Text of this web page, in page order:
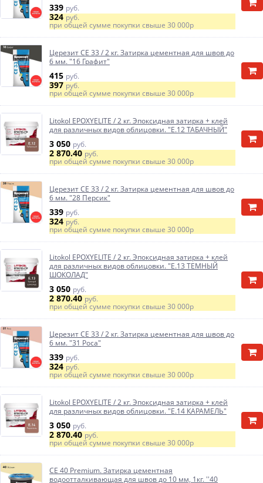
339 руб.
324руб.
при общей сумме покупки свыше 30 000р
Церезит CE 33 / 2 кг. Затирка цементная для швов до
6 мм. "16 Графит"
415 руб.
397руб.
при общей сумме покупки свыше 30 000р
Litokol EPOXYELITE / 2 кг. Эпоксидная затирка + клей
для различных видов облицовки. "E.12 ТАБАЧНЫЙ"
3 050 руб.
2 870.40руб.
при общей сумме покупки свыше 30 000р
Церезит CE 33 / 2 кг. Затирка цементная для швов до
6 мм. "28 Персик"
339 руб.
324руб.
при общей сумме покупки свыше 30 000р
Litokol EPOXYELITE / 2 кг. Эпоксидная затирка + клей
для различных видов облицовки. "E.13 ТЕМНЫЙ
ШОКОЛАД"
3 050 руб.
2 870.40руб.
при общей сумме покупки свыше 30 000р
Церезит CE 33 / 2 кг. Затирка цементная для швов до
6 мм. "31 Роса"
339 руб.
324руб.
при общей сумме покупки свыше 30 000р
Litokol EPOXYELITE / 2 кг. Эпоксидная затирка + клей
для различных видов облицовки. "E.14 КАРАМЕЛЬ"
3 050 руб.
2 870.40руб.
при общей сумме покупки свыше 30 000р
CE 40 Premium. Затирка цементная
водоотталкивающая для швов до 10 мм, 1кг. ''40